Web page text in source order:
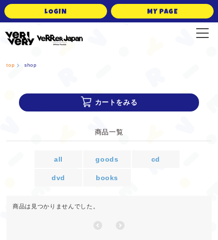
LOGIN MY PAGE
top shop
商品一覧
カートをみる
all goods cd
dvd books
商品は見つかりませんでした。